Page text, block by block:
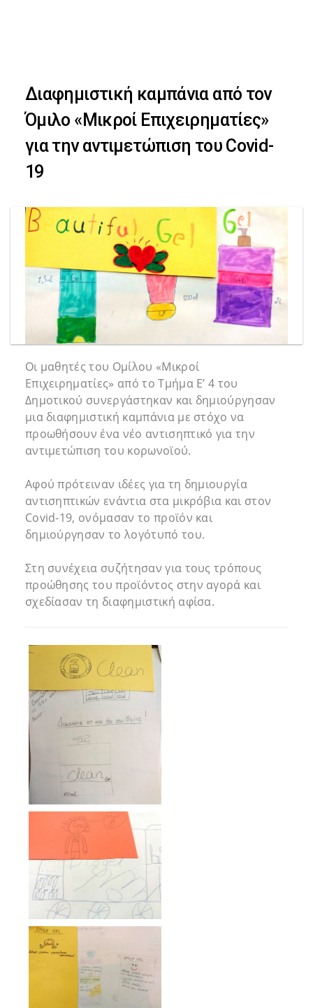
navigation
content
Διαφημιστική καμπάνια από τον
Όμιλο «Μικροί Επιχειρηματίες»
για την αντιμετώπιση του Covid-
19
Οι μαθητές του Ομίλου «Μικροί
Επιχειρηματίες» από το Τμήμα Ε’ 4 του
Δημοτικού συνεργάστηκαν και δημιούργησαν
μια διαφημιστική καμπάνια με στόχο να
προωθήσουν ένα νέο αντισηπτικό για την
αντιμετώπιση του κορωνοϊού.
Αφού πρότειναν ιδέες για τη δημιουργία
αντισηπτικών ενάντια στα μικρόβια και στον
Covid-19, ονόμασαν το προϊόν και
δημιούργησαν το λογότυπό του.
Στη συνέχεια συζήτησαν για τους τρόπους
προώθησης του προϊόντος στην αγορά και
σχεδίασαν τη διαφημιστική αφίσα.